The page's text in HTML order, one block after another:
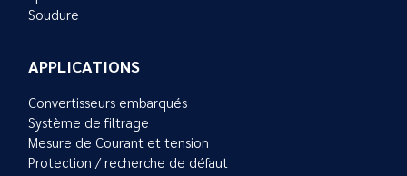
Soudure
APPLICATIONS
Convertisseurs embarqués
Système de filtrage
Mesure de Courant et tension
Protection / recherche de défaut